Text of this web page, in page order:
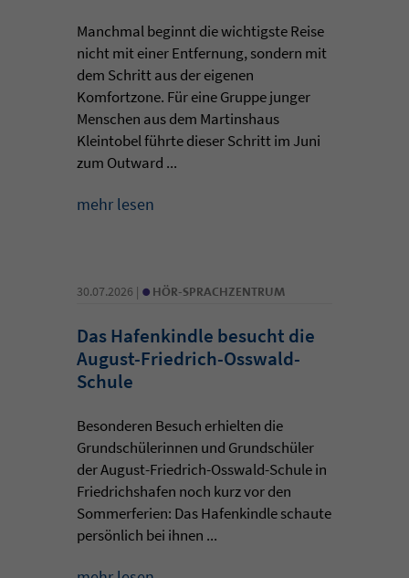
Manchmal beginnt die wichtigste Reise
nicht mit einer Entfernung, sondern mit
dem Schritt aus der eigenen
Komfortzone. Für eine Gruppe junger
Menschen aus dem Martinshaus
Kleintobel führte dieser Schritt im Juni
zum Outward ...
mehr lesen
30.07.2026 | • HÖR-SPRACHZENTRUM
Das Hafenkindle besucht die
August-Friedrich-Osswald-
Schule
Besonderen Besuch erhielten die
Grundschülerinnen und Grundschüler
der August-Friedrich-Osswald-Schule in
Friedrichshafen noch kurz vor den
Sommerferien: Das Hafenkindle schaute
persönlich bei ihnen ...